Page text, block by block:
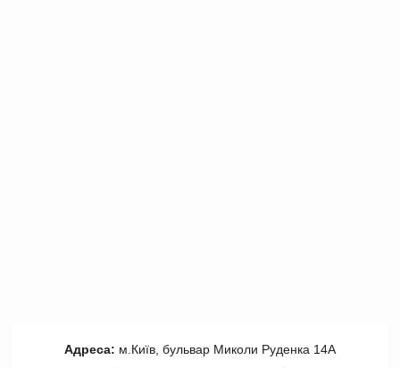
Адреса: м.Київ, бульвар Миколи Руденка 14А